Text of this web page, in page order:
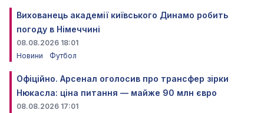
Вихованець академії київського Динамо робить
погоду в Німеччині
08.08.2026 18:01
Новини
Футбол
Офіційно. Арсенал оголосив про трансфер зірки
Нюкасла: ціна питання — майже 90 млн євро
08.08.2026 17:01